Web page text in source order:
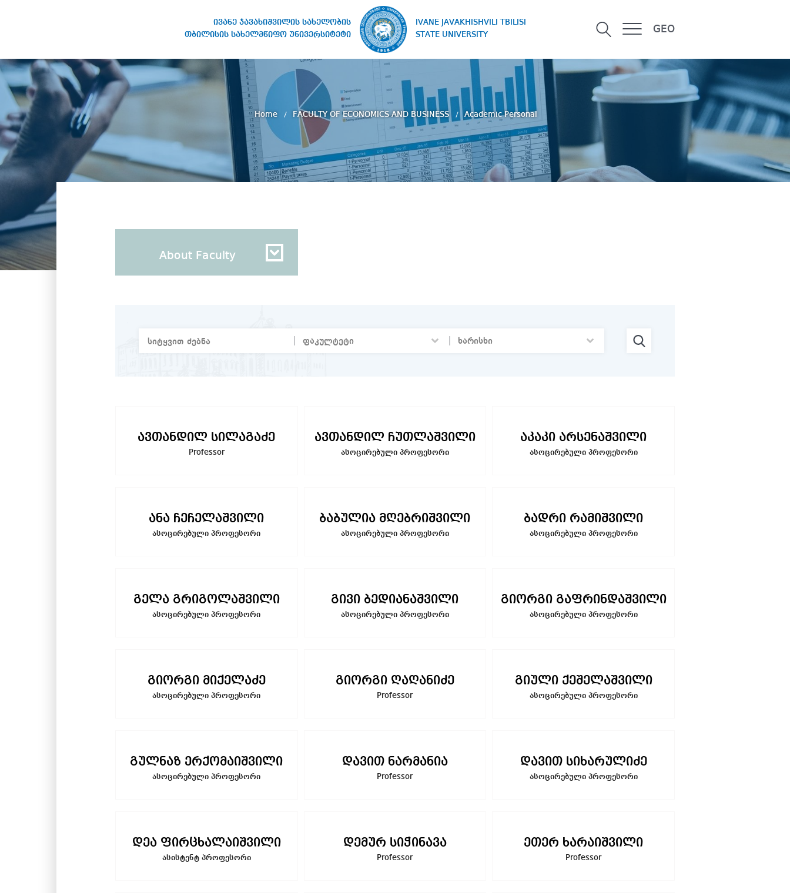
ივანე ჯავახიშვილის სახელობის
თბილისის სახელმწიფო უნივერსიტეტი
IVANE JAVAKHISHVILI TBILISI
STATE UNIVERSITY
GEO
STATE UNIVERSITY
Home FACULTY OF ECONOMICS AND BUSINESS Academic Personal
About Faculty
ავთანდილ სილაგაძე
Professor
ავთანდილ ჩუთლაშვილი
ასოცირებული პროფესორი
აკაკი არსენაშვილი
ასოცირებული პროფესორი
ანა ჩეჩელაშვილი
ასოცირებული პროფესორი
ბაბულია მღებრიშვილი
ასოცირებული პროფესორი
ბადრი რამიშვილი
ასოცირებული პროფესორი
გელა გრიგოლაშვილი
ასოცირებული პროფესორი
გივი ბედიანაშვილი
ასოცირებული პროფესორი
გიორგი გაფრინდაშვილი
ასოცირებული პროფესორი
გიორგი მიქელაძე
ასოცირებული პროფესორი
გიორგი ღაღანიძე
Professor
გიული ქეშელაშვილი
ასოცირებული პროფესორი
გულნაზ ერქომაიშვილი
ასოცირებული პროფესორი
დავით ნარმანია
Professor
დავით სიხარულიძე
ასოცირებული პროფესორი
დეა ფირცხალაიშვილი
ასისტენტ პროფესორი
დემურ სიჭინავა
Professor
ეთერ ხარაიშვილი
Professor